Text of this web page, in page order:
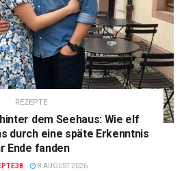
REZEPTE
dem Seehaus: Wie elf
durch eine späte Erkenntnis
Ende fanden
8 AUGUST 2026